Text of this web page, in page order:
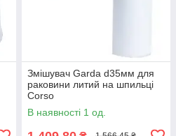
Змішувач Garda d35мм для
раковини литий на шпильці
Corso
В наявності 1 од.